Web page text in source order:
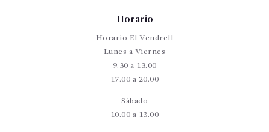
Horario
Horario El Vendrell
Lunes a Viernes
9.30 a 13.00
17.00 a 20.00
Sábado
10.00 a 13.00